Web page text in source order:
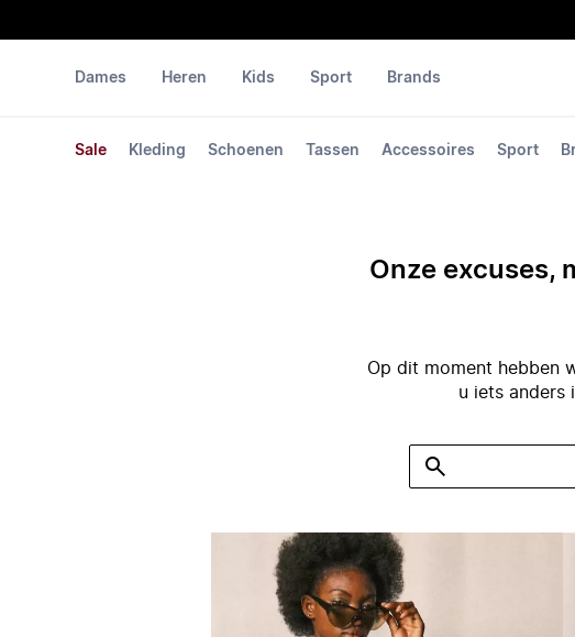
Dames
Sale Kleding Schoenen Tassen Accessoires Sport
Heren Kids Sport Brands
Onze excuses,
Op dit moment hebben
u iets anders